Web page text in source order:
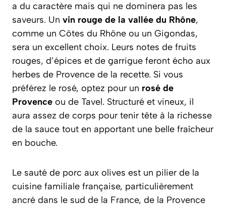
a du caractère mais qui ne dominera pas les
saveurs. Un vin rouge de la vallée du Rhône,
comme un Côtes du Rhône ou un Gigondas,
sera un excellent choix. Leurs notes de fruits
rouges, d’épices et de garrigue feront écho aux
herbes de Provence de la recette. Si vous
préférez le rosé, optez pour un rosé de
Provence ou de Tavel. Structuré et vineux, il
aura assez de corps pour tenir tête à la richesse
de la sauce tout en apportant une belle fraîcheur
en bouche.
Le sauté de porc aux olives est un pilier de la
cuisine familiale française, particulièrement
ancré dans le sud de la France, de la Provence